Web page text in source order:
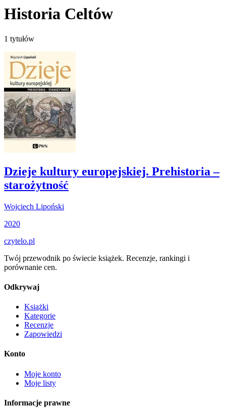
Historia Celtów
1 tytułów
Dzieje kultury europejskiej. Prehistoria –
starożytność
Wojciech Lipoński
2020
czytelo.pl
Twój przewodnik po świecie książek. Recenzje, rankingi i
porównanie cen.
Odkrywaj
Książki
Kategorie
Recenzje
Zapowiedzi
Konto
Moje konto
Moje listy
Informacje prawne